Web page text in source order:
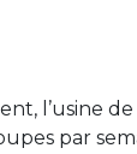
l’usine
par